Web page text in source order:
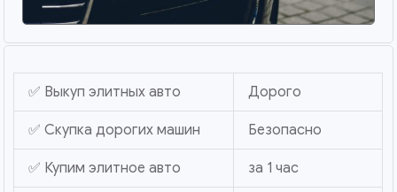
✅ Выкуп элитных авто Дорого
✅ Скупка дорогих машин Безопасно
✅ Купим элитное авто за 1 час